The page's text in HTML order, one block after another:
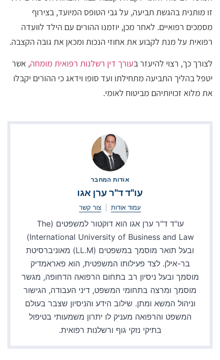
זו מותנית בהגשת תביעה, על גבי הטופס המיועד, בצירוף
מסמכים רפואיים. לאחר מכן, יוזמנו ההורים עם הילד לוועדה
רפואית על מנת לקבוע את אחוזי הנכות ומכאן את גובה הקצבה.
לצורך כך, רצוי להיעזר בעורך דין רשלנות רפואית מומחה, אשר
יטפל בהליך התביעה מתחילתו ועד סופו וידאג כי ההורים יקבלו
את מלוא זכויותיהם מביטוח לאומי.
אודות המחבר
עו"ד ד"ר ערן אגו
עמוד אודות צור קשר
עו"ד ד"ר ערן אגו הוא דוקטור למשפטים (The
International University of Business and Law)
ובעל תואר מוסמך במשפטים (LL.M) מאוניברסיטת
בר-אילן. לצד פעילותו המשפטית, הוא פאראמדיק
מוסמך ובעל ניסיון רב בתחום הרפואה הדחופה, מגשר
מוסמך ומרצה בתחומי המשפט, דיני העבודה, הגישור
וניהול המשא ומתן. שילוב הידע והניסיון שצבר בעולם
המשפט והרפואה מעניק לו יתרון משמעותי בטיפול
בתיקי נזקי גוף ורשלנות רפואית.